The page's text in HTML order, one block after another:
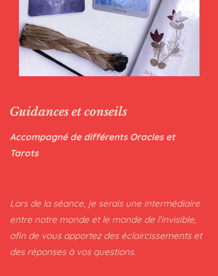
Guidances et conseils
Accompagné de différents Oracles et
Tarots
Lors de la séance, je serais une intermédiaire
entre notre monde et le monde de l'invisible,
afin de vous apportez des éclaircissements et
des réponses à vos questions.